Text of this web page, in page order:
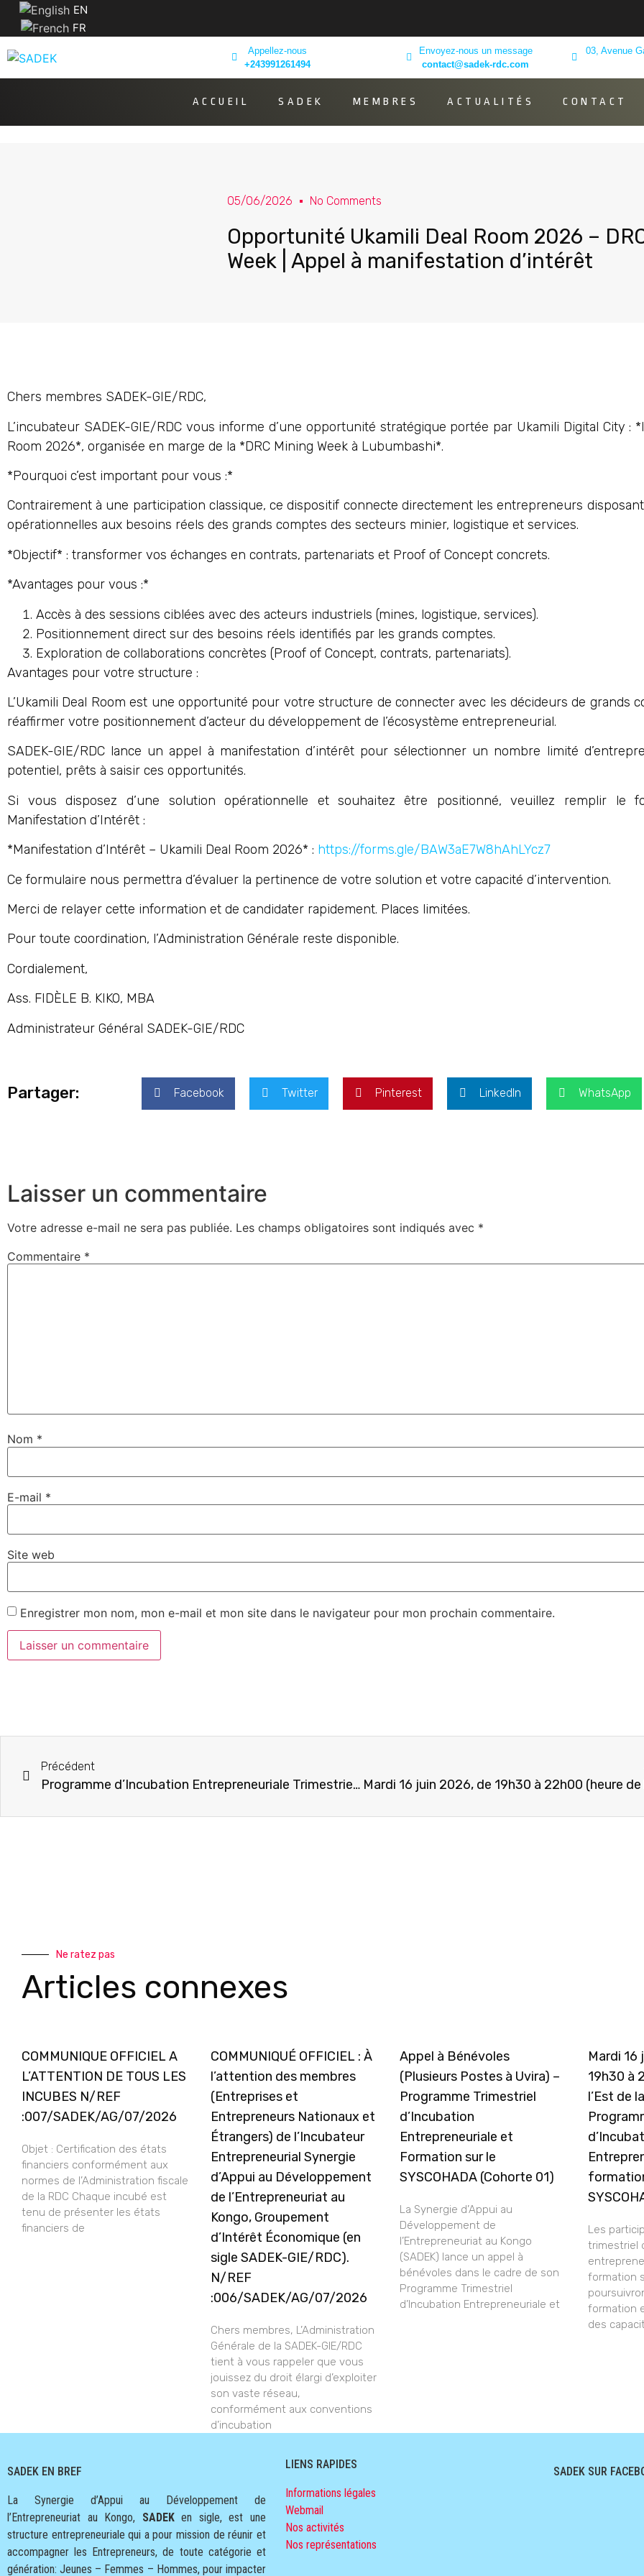
EN
FR
Appellez-nous
+243991261494
Envoyez-nous un message
contact@sadek-rdc.com
03, Avenue
ACCUEIL SADEK MEMBRES ACTUALITÉS CONTACT
05/06/2026 No Comments
Opportunité Ukamili Deal Room 2026 –
Week | Appel à manifestation d’intérêt
Chers membres SADEK-GIE/RDC,
L’incubateur SADEK-GIE/RDC vous informe d’une opportunité stratégique portée par Ukamili Digital City :
Room 2026*, organisée en marge de la *DRC Mining Week à Lubumbashi*.
*Pourquoi c’est important pour vous :*
Contrairement à une participation classique, ce dispositif connecte directement les entrepreneurs
opérationnelles aux besoins réels des grands comptes des secteurs minier, logistique et services.
*Objectif* : transformer vos échanges en contrats, partenariats et Proof of Concept concrets.
*Avantages pour vous :*
Accès à des sessions ciblées avec des acteurs industriels (mines, logistique, services).
Positionnement direct sur des besoins réels identifiés par les grands comptes.
Exploration de collaborations concrètes (Proof of Concept, contrats, partenariats).
Avantages pour votre structure :
L’Ukamili Deal Room est une opportunité pour votre structure de connecter avec les décideurs de grands
réaffirmer votre positionnement d’acteur du développement de l’écosystème entrepreneurial.
SADEK-GIE/RDC lance un appel à manifestation d’intérêt pour sélectionner un nombre limité
potentiel, prêts à saisir ces opportunités.
Si vous disposez d’une solution opérationnelle et souhaitez être positionné, veuillez remplir le
Manifestation d’Intérêt :
*Manifestation d’Intérêt – Ukamili Deal Room 2026* : https://forms.gle/BAW3aE7W8hAhLYcz7
Ce formulaire nous permettra d’évaluer la pertinence de votre solution et votre capacité d’intervention.
Merci de relayer cette information et de candidater rapidement. Places limitées.
Pour toute coordination, l’Administration Générale reste disponible.
Cordialement,
Ass. FIDÈLE B. KIKO, MBA
Administrateur Général SADEK-GIE/RDC
Partager: Facebook Twitter Pinterest LinkedIn WhatsApp
Laisser un commentaire
Votre adresse e-mail ne sera pas publiée. Les champs obligatoires sont indiqués avec *
Commentaire *
Nom *
E-mail *
Site web
Enregistrer mon nom, mon e-mail et mon site dans le navigateur pour mon prochain commentaire.
Précédent
Programme d’Incubation Entrepreneuriale Trimestriel et la formation sur le SYSCOHADA/ Juin-Septembre 2026
Ne ratez pas
Articles connexes
COMMUNIQUE OFFICIEL A
L’ATTENTION DE TOUS LES
INCUBES N/REF
:007/SADEK/AG/07/2026
Objet : Certification des états
financiers conformément aux
normes de l’Administration fiscale
de la RDC Chaque incubé est
tenu de présenter les états
financiers de
COMMUNIQUÉ OFFICIEL : À
l’attention des membres
(Entreprises et
Entrepreneurs Nationaux et
Étrangers) de l’Incubateur
Entrepreneurial Synergie
d’Appui au Développement
de l’Entrepreneuriat au
Kongo, Groupement
d’Intérêt Économique (en
sigle SADEK-GIE/RDC).
N/REF
:006/SADEK/AG/07/2026
Chers membres, L’Administration
Générale de la SADEK-GIE/RDC
tient à vous rappeler que vous
jouissez du droit élargi d’exploiter
son vaste réseau,
conformément aux conventions
d’incubation
Appel à Bénévoles
(Plusieurs Postes à Uvira) –
Programme Trimestriel
d’Incubation
Entrepreneuriale et
Formation sur le
SYSCOHADA (Cohorte 01)
La Synergie d’Appui au
Développement de
l’Entrepreneuriat au Kongo
(SADEK) lance un appel à
bénévoles dans le cadre de son
Programme Trimestriel
d’Incubation Entrepreneuriale et
Mardi 16
19h30 à
l’Est de
Les
trimestriel
formation
formation
des
SADEK EN BREF
La Synergie d’Appui au Développement de
l’Entrepreneuriat au Kongo, SADEKen sigle, est une
structure entrepreneuriale qui a pour mission de réunir et
accompagner les Entrepreneurs, de toute catégorie et
génération: Jeunes – Femmes – Hommes, pour impacter
LIENS RAPIDES
Informations légales
Webmail
Nos activités
Nos représentations
SADEK SUR